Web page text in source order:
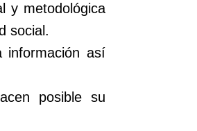
y metodológica
social.
información así
posible su